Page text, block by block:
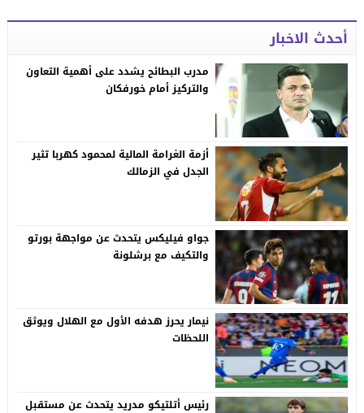
أحدث الاخبار
مدرب البطائح يشدد على أهمية التعاون
والتركيز أمام خورفكان
أزمة الغرامة المالية لمحمود كهربا تثير
الجدل في الزمالك
جواو فيليكس يتحدث عن مواجهة بورتو
والتكيف مع برشلونة
نيمار يحرز هدفه الأول مع الهلال ويوثق
اللحظات
رئيس أتلتيكو مدريد يتحدث عن مستقبل